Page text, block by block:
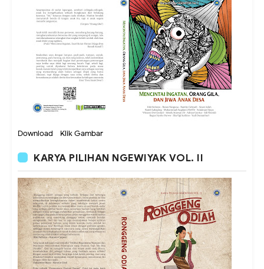
Download - Klik Gambar
KARYA PILIHAN NGEWIYAK VOL. II